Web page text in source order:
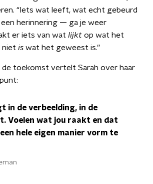
“Iets wat leeft, wat echt gebeurd
herinnering — ga je weer
er iets van wat lijkt op wat het
niet is wat het geweest is.”
de toekomst vertelt Sarah over haar
in de verbeelding, in de
Voelen wat jou raakt en dat
hele eigen manier vorm te